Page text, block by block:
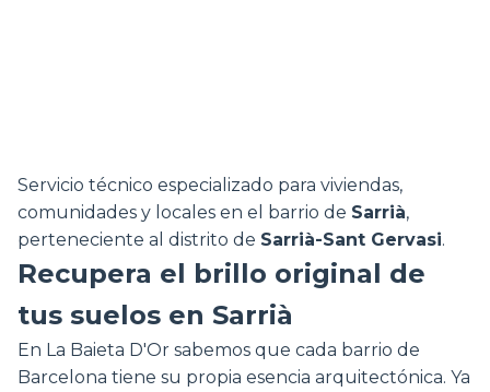
Servicio técnico especializado para viviendas,
comunidades y locales en el barrio de Sarrià,
perteneciente al distrito de Sarrià-Sant Gervasi.
Recupera el brillo original de
tus suelos en Sarrià
En La Baieta D'Or sabemos que cada barrio de
Barcelona tiene su propia esencia arquitectónica. Ya